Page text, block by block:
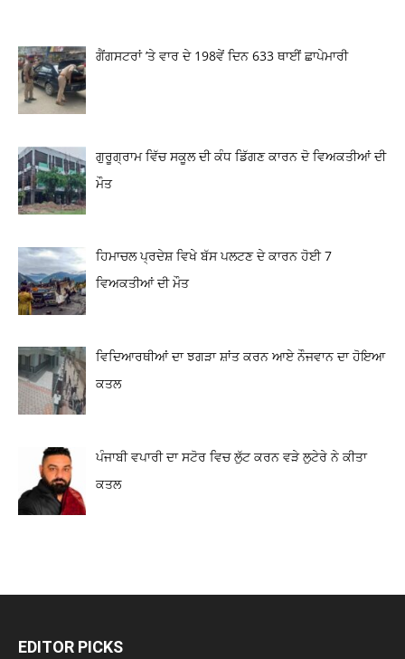
ਗੈਂਗਸਟਰਾਂ ’ਤੇ ਵਾਰ ਦੇ 198ਵੇਂ ਦਿਨ 633 ਥਾਈਂ ਛਾਪੇਮਾਰੀ
ਗੁਰੂਗ੍ਰਾਮ ਵਿੱਚ ਸਕੂਲ ਦੀ ਕੰਧ ਡਿੱਗਣ ਕਾਰਨ ਦੋ ਵਿਅਕਤੀਆਂ ਦੀ
ਮੌਤ
ਹਿਮਾਚਲ ਪ੍ਰਦੇਸ਼ ਵਿਖੇ ਬੱਸ ਪਲਟਣ ਦੇ ਕਾਰਨ ਹੋਈ 7
ਵਿਅਕਤੀਆਂ ਦੀ ਮੌਤ
ਵਿਦਿਆਰਥੀਆਂ ਦਾ ਝਗੜਾ ਸ਼ਾਂਤ ਕਰਨ ਆਏ ਨੌਜਵਾਨ ਦਾ ਹੋਇਆ
ਕਤਲ
ਪੰਜਾਬੀ ਵਪਾਰੀ ਦਾ ਸਟੋਰ ਵਿਚ ਲੁੱਟ ਕਰਨ ਵੜੇ ਲੁਟੇਰੇ ਨੇ ਕੀਤਾ
ਕਤਲ
EDITOR PICKS